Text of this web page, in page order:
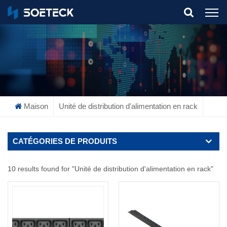
What Are You Looking For?
Maison Unité de distribution d'alimentation en rack
CATÉGORIES DE PRODUITS
10 results found for "Unité de distribution d'alimentation en rack"